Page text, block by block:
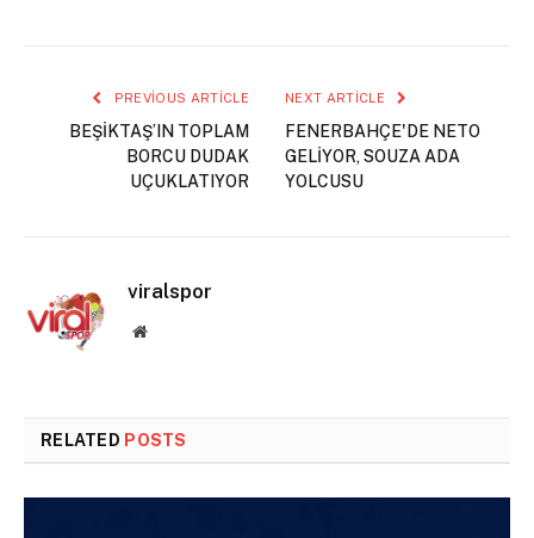
PREVIOUS ARTICLE
BEŞİKTAŞ’IN TOPLAM
BORCU DUDAK
UÇUKLATIYOR
NEXT ARTICLE
FENERBAHÇE'DE NETO
GELİYOR, SOUZA ADA
YOLCUSU
viralspor
Website
RELATED POSTS